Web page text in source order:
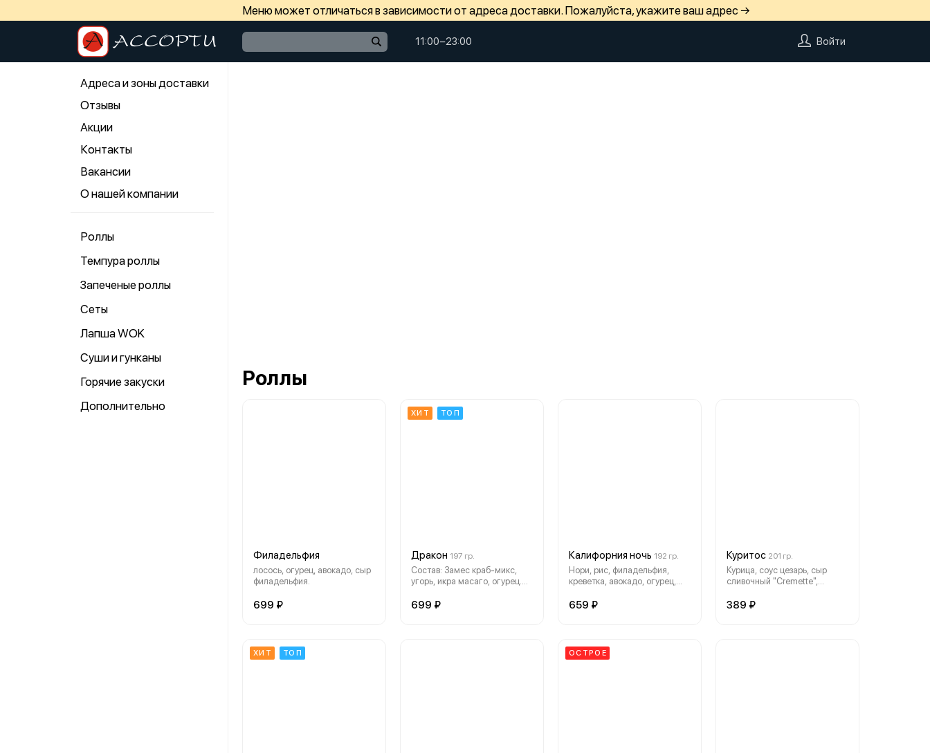
Меню может отличаться в зависимости от адреса доставки. Пожалуйста, укажите ваш адрес →
11:00−23:00 Войти
Адреса и зоны доставки
Отзывы
Акции
Контакты
Вакансии
О нашей компании
Роллы
Темпура роллы
Запеченые роллы
Сеты
Лапша WOK
Суши и гунканы
Горячие закуски
Дополнительно
Роллы
Филадельфия
лосось, огурец, авокадо, сыр
филадельфия.
699 ₽
ХИТ ТОП
Дракон 197 гр.
Состав: Замес краб-микс,
угорь, икра масаго, огурец.
699 ₽
Калифорния ночь 192 гр.
Нори, рис, филадельфия,
креветка, авокадо, огурец,
659 ₽
Куритос 201 гр.
Курица, соус цезарь, сыр
сливочный "Cremette",
нори
389 ₽
ХИТ ТОП ОСТРОЕ